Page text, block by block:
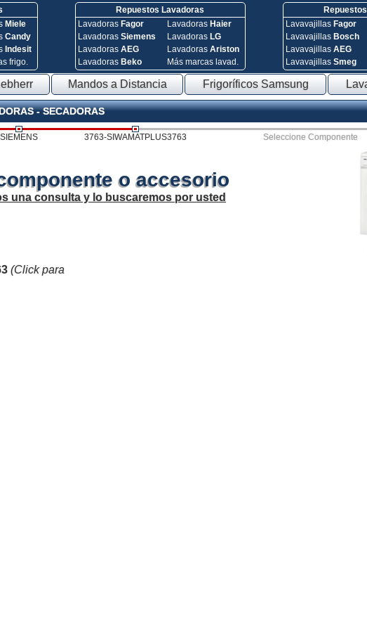
Miele
Candy
Indesit
frigo.
Repuestos Lavadoras
Lavadoras Fagor
Lavadoras Siemens
Lavadoras AEG
Lavadoras Beko
Lavadoras Haier
Lavadoras LG
Lavadoras Ariston
Más marcas lavad.
Lavavajillas Fagor
Lavavajillas Bosch
Lavavajillas AEG
Lavavajillas Smeg
Mandos a Distancia Frigoríficos Samsung
- SECADORAS
SIEMENS 3763-SIWAMATPLUS3763 Seleccione Componente
o accesorio
una consulta y lo buscaremos por usted
(Click para